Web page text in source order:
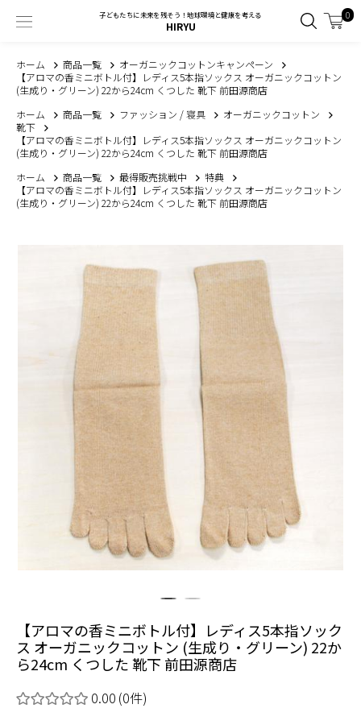
子どもたちに未来を残そう！地球環境と健康を考える
HIRYU
0
ホーム 商品一覧
オーガニックコットンキャンペーン
【アロマの香ミニボトル付】レディス5本指ソックス オーガニックコットン
(生成り・グリーン) 22から24cm くつした 靴下 前田源商店
ホーム
商品一覧 ファッション / 寝具
オーガニックコットン
靴下
【アロマの香ミニボトル付】レディス5本指ソックス オーガニックコットン
(生成り・グリーン) 22から24cm くつした 靴下 前田源商店
ホーム
商品一覧 最得販売挑戦中
特典
【アロマの香ミニボトル付】レディス5本指ソックス オーガニックコットン
(生成り・グリーン) 22から24cm くつした 靴下 前田源商店
【アロマの香ミニボトル付】レディス5本指ソック
ス オーガニックコットン (生成り・グリーン) 22か
ら24cm くつした 靴下 前田源商店
0.00 (0件)